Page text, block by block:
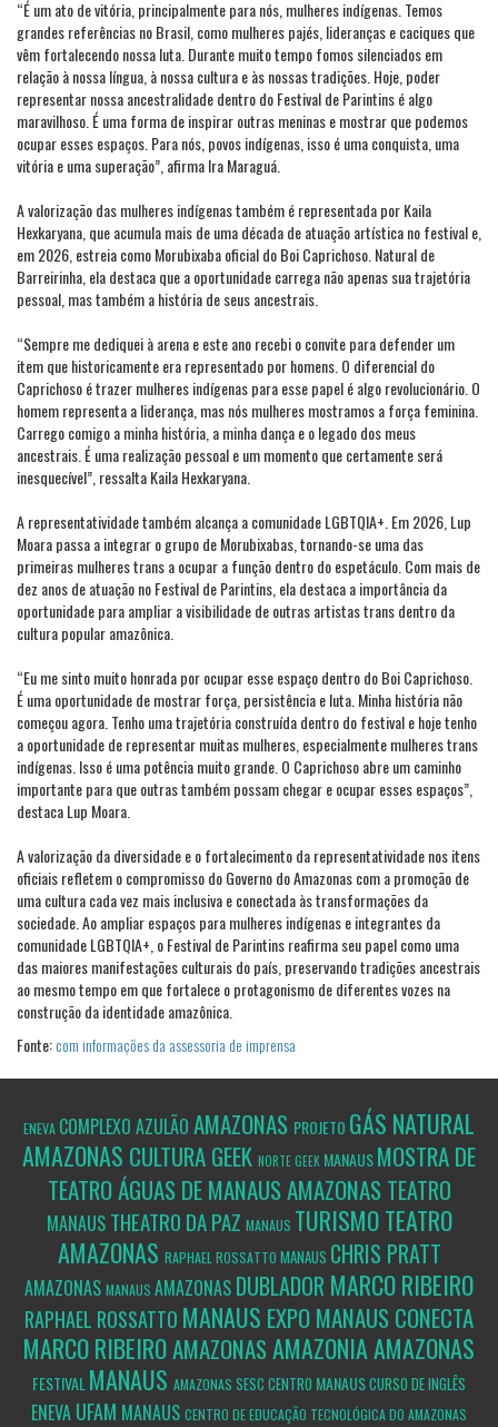
“É um ato de vitória, principalmente para nós, mulheres indígenas. Temos
grandes referências no Brasil, como mulheres pajés, lideranças e caciques que
vêm fortalecendo nossa luta. Durante muito tempo fomos silenciados em
relação à nossa língua, à nossa cultura e às nossas tradições. Hoje, poder
representar nossa ancestralidade dentro do Festival de Parintins é algo
maravilhoso. É uma forma de inspirar outras meninas e mostrar que podemos
ocupar esses espaços. Para nós, povos indígenas, isso é uma conquista, uma
vitória e uma superação”, afirma Ira Maraguá.
A valorização das mulheres indígenas também é representada por Kaila
Hexkaryana, que acumula mais de uma década de atuação artística no festival e,
em 2026, estreia como Morubixaba oficial do Boi Caprichoso. Natural de
Barreirinha, ela destaca que a oportunidade carrega não apenas sua trajetória
pessoal, mas também a história de seus ancestrais.
“Sempre me dediquei à arena e este ano recebi o convite para defender um
item que historicamente era representado por homens. O diferencial do
Caprichoso é trazer mulheres indígenas para esse papel é algo revolucionário. O
homem representa a liderança, mas nós mulheres mostramos a força feminina.
Carrego comigo a minha história, a minha dança e o legado dos meus
ancestrais. É uma realização pessoal e um momento que certamente será
inesquecível”, ressalta Kaila Hexkaryana.
A representatividade também alcança a comunidade LGBTQIA+. Em 2026, Lup
Moara passa a integrar o grupo de Morubixabas, tornando-se uma das
primeiras mulheres trans a ocupar a função dentro do espetáculo. Com mais de
dez anos de atuação no Festival de Parintins, ela destaca a importância da
oportunidade para ampliar a visibilidade de outras artistas trans dentro da
cultura popular amazônica.
“Eu me sinto muito honrada por ocupar esse espaço dentro do Boi Caprichoso.
É uma oportunidade de mostrar força, persistência e luta. Minha história não
começou agora. Tenho uma trajetória construída dentro do festival e hoje tenho
a oportunidade de representar muitas mulheres, especialmente mulheres trans
indígenas. Isso é uma potência muito grande. O Caprichoso abre um caminho
importante para que outras também possam chegar e ocupar esses espaços”,
destaca Lup Moara.
A valorização da diversidade e o fortalecimento da representatividade nos itens
oficiais refletem o compromisso do Governo do Amazonas com a promoção de
uma cultura cada vez mais inclusiva e conectada às transformações da
sociedade. Ao ampliar espaços para mulheres indígenas e integrantes da
comunidade LGBTQIA+, o Festival de Parintins reafirma seu papel como uma
das maiores manifestações culturais do país, preservando tradições ancestrais
ao mesmo tempo em que fortalece o protagonismo de diferentes vozes na
construção da identidade amazônica.
Fonte:com informações da assessoria de imprensa
ENEVA COMPLEXO AZULÃO AMAZONAS PROJETO GÁS NATURAL
AMAZONAS CULTURA GEEK NORTE GEEK MANAUSMOSTRA DE
TEATRO ÁGUAS DE MANAUSAMAZONAS TEATRO
MANAUS THEATRO DA PAZ MANAUS TURISMOTEATRO
AMAZONAS RAPHAEL ROSSATTO MANAUS CHRIS PRATT
AMAZONAS MANAUS AMAZONAS DUBLADOR MARCO RIBEIRO
RAPHAEL ROSSATTO MANAUS EXPO MANAUS CONECTA
MARCO RIBEIROAMAZONASAMAZONIAAMAZONAS
FESTIVAL MANAUS AMAZONAS SESC CENTRO MANAUSCURSO DE INGLÊS
ENEVA UFAM MANAUS CENTRO DE EDUCAÇÃO TECNOLÓGICA DO AMAZONAS